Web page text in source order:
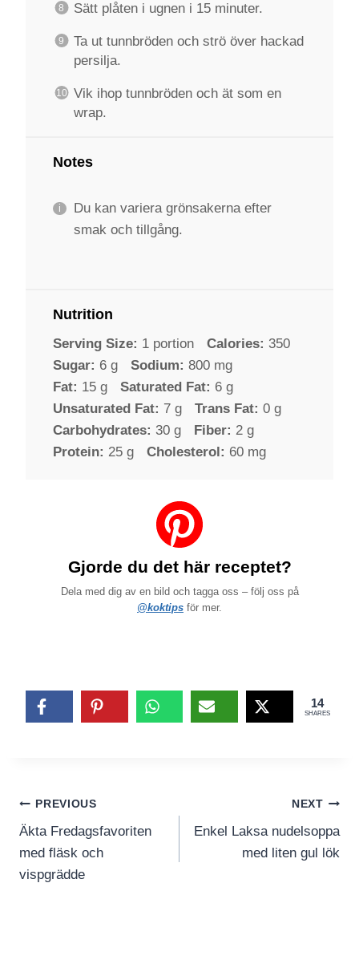
Sätt plåten i ugnen i 15 minuter.
Ta ut tunnbröden och strö över hackad
persilja.
Vik ihop tunnbröden och ät som en
wrap.
Notes
Du kan variera grönsakerna efter
smak och tillgång.
Nutrition
Serving Size: 1 portion Calories: 350
Sugar: 6 g Sodium: 800 mg
Fat: 15 g Saturated Fat: 6 g
Unsaturated Fat: 7 g Trans Fat: 0 g
Carbohydrates: 30 g Fiber: 2 g
Protein: 25 g Cholesterol: 60 mg
Gjorde du det här receptet?
Dela med dig av en bild och tagga oss – följ oss på
@koktips för mer.
14
SHARES
Inläggsnavigering
PREVIOUS
Äkta Fredagsfavoriten
med fläsk och
vispgrädde
NEXT
Enkel Laksa nudelsoppa
med liten gul lök